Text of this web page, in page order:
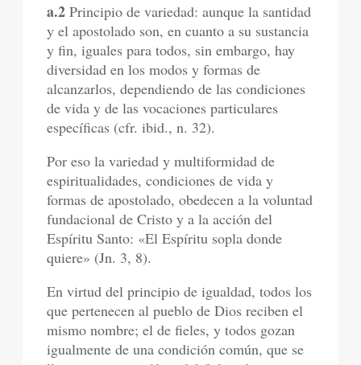
a.2 Principio de variedad: aunque la santidad
y el apostolado son, en cuanto a su sustancia
y fin, iguales para todos, sin embargo, hay
diversidad en los modos y formas de
alcanzarlos, dependiendo de las condiciones
de vida y de las vocaciones particulares
específicas (cfr. ibid., n. 32).
Por eso la variedad y multiformidad de
espiritualidades, condiciones de vida y
formas de apostolado, obedecen a la voluntad
fundacional de Cristo y a la acción del
Espíritu Santo: «El Espíritu sopla donde
quiere» (Jn. 3, 8).
En virtud del principio de igualdad, todos los
que pertenecen al pueblo de Dios reciben el
mismo nombre; el de fieles, y todos gozan
igualmente de una condición común, que se